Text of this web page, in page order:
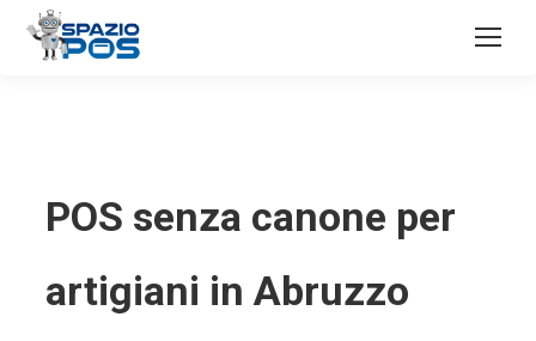
POS senza canone per
artigiani in Abruzzo